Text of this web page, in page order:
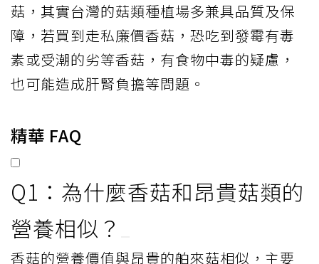
菇，其實台灣的菇類種植場多兼具品質及保
障，若買到走私廉價香菇，恐吃到發霉有毒
素或受潮的劣等香菇，有食物中毒的疑慮，
也可能造成肝腎負擔等問題。
精華 FAQ
Q1：為什麼香菇和昂貴菇類的
營養相似？
香菇的營養價值與昂貴的舶來菇相似，主要